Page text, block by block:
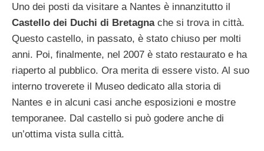
Uno dei posti da visitare a Nantes è innanzitutto il
Castello dei Duchi di Bretagnache si trova in città.
Questo castello, in passato, è stato chiuso per molti
anni. Poi, finalmente, nel 2007 è stato restaurato e ha
riaperto al pubblico. Ora merita di essere visto. Al suo
interno troverete il Museo dedicato alla storia di
Nantes e in alcuni casi anche esposizioni e mostre
temporanee. Dal castello si può godere anche di
un’ottima vista sulla città.